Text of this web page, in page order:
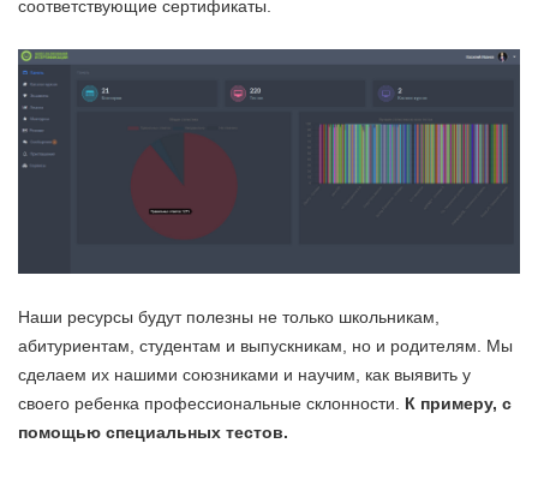
соответствующие сертификаты.
Наши ресурсы будут полезны не только школьникам,
абитуриентам, студентам и выпускникам, но и родителям. Мы
сделаем их нашими союзниками и научим, как выявить у
своего ребенка профессиональные склонности. К примеру, с
помощью специальных тестов.